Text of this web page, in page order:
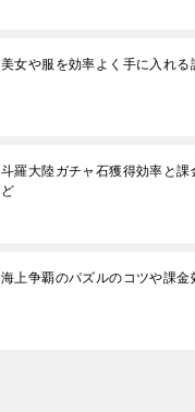
美女や服を効率よく手に入れる
斗羅大陸ガチャ石獲得効率と課
ど
海上争覇のパズルのコツや課金